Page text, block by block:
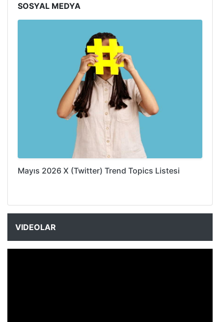
SOSYAL MEDYA
Mayıs 2026 X (Twitter) Trend Topics Listesi
VIDEOLAR